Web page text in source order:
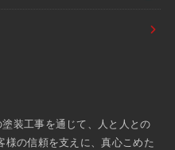
装工事を通じて、人と人との
様の信頼を支えに、真心こめた